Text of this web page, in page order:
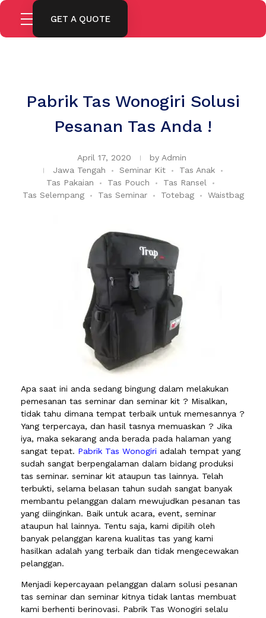
GET A QUOTE
Pabrik Tas Wonogiri Solusi
Pesanan Tas Anda !
April 17, 2020 by Admin
Jawa Tengah
Seminar Kit
Tas Anak
Tas Pakaian
Tas Pouch
Tas Ransel
Tas Selempang
Tas Seminar Totebag Waistbag
Apa saat ini anda sedang bingung dalam melakukan
pemesanan tas seminar dan seminar kit ? Misalkan,
tidak tahu dimana tempat terbaik untuk memesannya ?
Yang terpercaya, dan hasil tasnya memuaskan ? Jika
iya, maka sekarang anda berada pada halaman yang
sangat tepat. Pabrik Tas Wonogiri adalah tempat yang
sudah sangat berpengalaman dalam bidang produksi
tas seminar. seminar kit ataupun tas lainnya. Telah
terbukti, selama belasan tahun sudah sangat banyak
membantu pelanggan dalam mewujudkan pesanan tas
yang diinginkan. Baik untuk acara, event, seminar
ataupun hal lainnya. Tentu saja, kami dipilih oleh
banyak pelanggan karena kualitas tas yang kami
hasilkan adalah yang terbaik dan tidak mengecewakan
pelanggan.
Menjadi kepercayaan pelanggan dalam solusi pesanan
tas seminar dan seminar kitnya tidak lantas membuat
kami berhenti berinovasi. Pabrik Tas Wonogiri selalu